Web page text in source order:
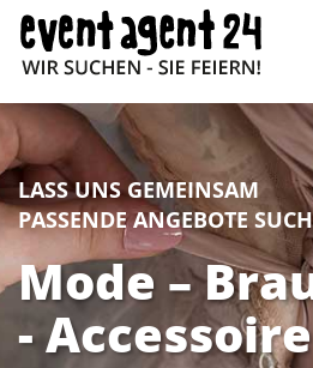
LASS UNS GEMEINSAM
PASSENDE ANGEBOTE
Mode –
-